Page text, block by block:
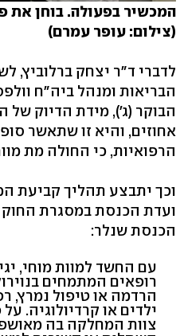
המכשיר בפעולה. בוחן את
(צילום: עופר עמרם)
לדברי ד"ר יצחק ברלוביץ,
הבריאות ומנהל ביה"ח
הבוקר (ג'), מידת הדיוק
אחוזים, והיא זו שתאשר
הרפואיות, כי החולה מת
וכך יתבצע תהליך קביעת
ועדת הכנסת במסגרת החוק
הכנסת שנלר:
עם החשד למוות מוחי,
רופאים המתמחים
הרדמה או טיפול נמרץ,
ילדים או קרדיולוגיה.
צוות המחלקה בה